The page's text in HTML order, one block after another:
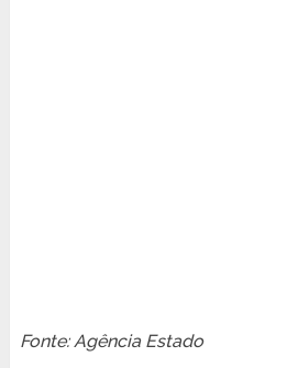
Fonte: Agência Estado